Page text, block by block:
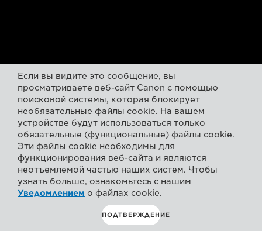
Если вы видите это сообщение, вы
просматриваете веб-сайт Canon с помощью
поисковой системы, которая блокирует
необязательные файлы cookie. На вашем
устройстве будут использоваться только
обязательные (функциональные) файлы cookie.
Эти файлы cookie необходимы для
функционирования веб-сайта и являются
неотъемлемой частью наших систем. Чтобы
узнать больше, ознакомьтесь с нашим
Уведомлением о файлах cookie.
ПОДТВЕРЖДЕНИЕ